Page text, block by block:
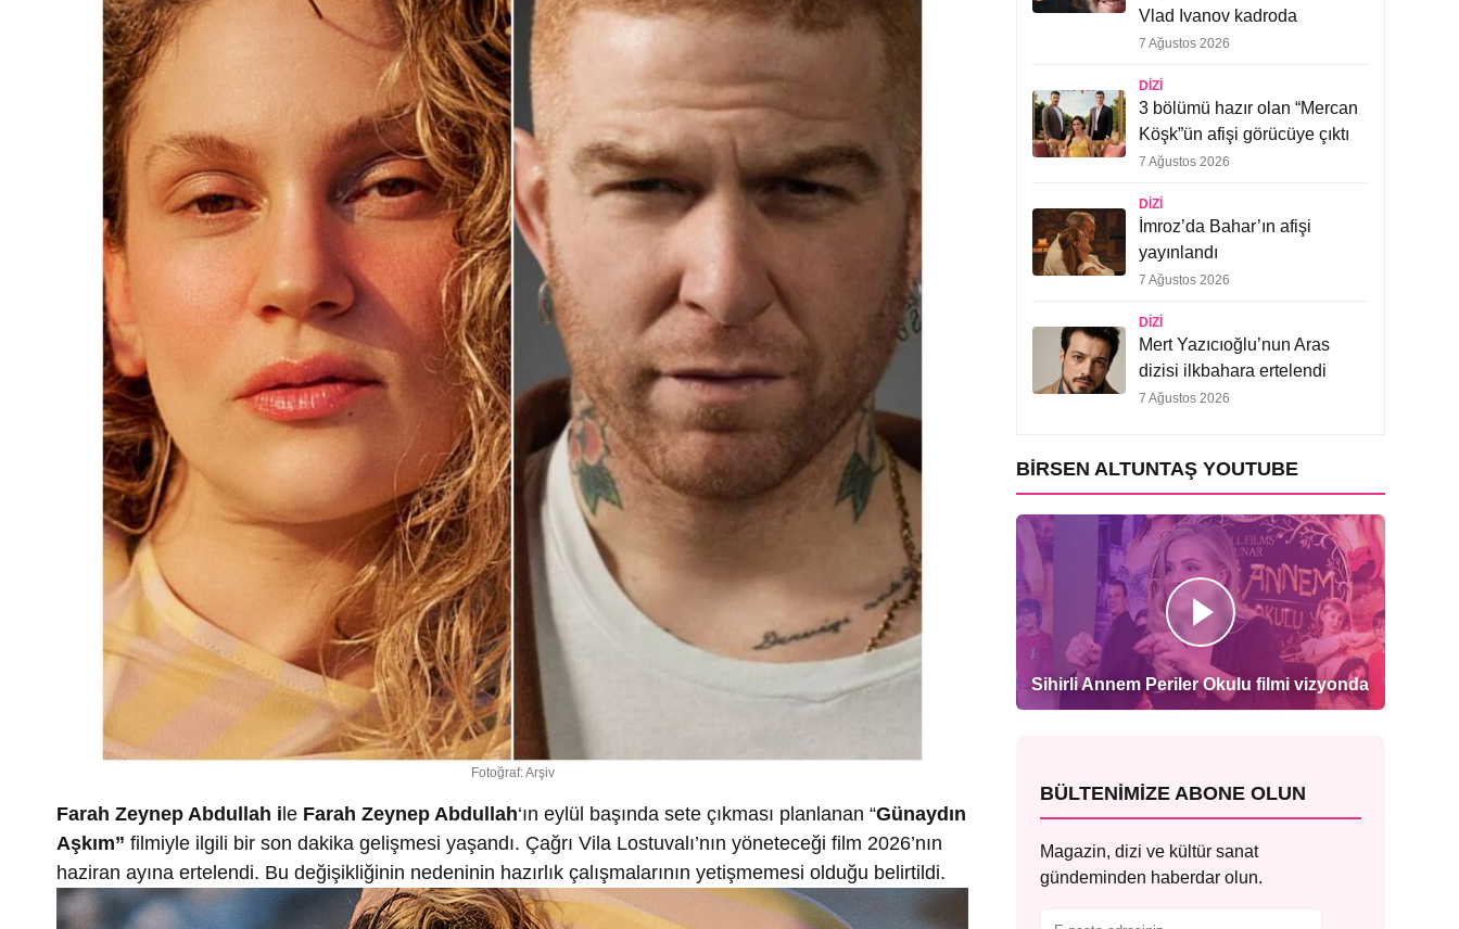
Fotoğraf: Arşiv
Farah Zeynep Abdullah i le Farah Zeynep Abdullah‘ın eylül başında sete çıkması planlanan “Günaydın
Aşkım” filmiyle ilgili bir son dakika gelişmesi yaşandı. Çağrı Vila Lostuvalı’nın yöneteceği film 2026’nın
haziran ayına ertelendi. Bu değişikliğinin nedeninin hazırlık çalışmalarının yetişmemesi olduğu belirtildi.
Vlad Ivanov kadroda
7 Ağustos 2026
DIZI
3 bölümü hazır olan “Mercan
Köşk”ün afişi görücüye çıktı
7 Ağustos 2026
DIZI
İmroz’da Bahar’ın afişi
yayınlandı
7 Ağustos 2026
DIZI
Mert Yazıcıoğlu’nun Aras
dizisi ilkbahara ertelendi
7 Ağustos 2026
BIRSEN ALTUNTAŞ YOUTUBE
Sihirli Annem Periler Okulu filmi vizyonda
BÜLTENIMIZE ABONE OLUN
Magazin, dizi ve kültür sanat
gündeminden haberdar olun.